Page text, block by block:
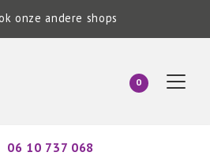
onze andere shops
0
06 10 737 068